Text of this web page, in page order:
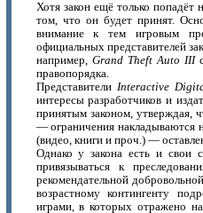
Хотя закон ещё только попадёт
том, что он будет принят.
внимание к тем игровым
официальных представителей
например, Grand Theft Auto III
правопорядка.
Представители Interactive
интересы разработчиков и
принятым законом, утверждая,
— ограничения накладываются
(видео, книги и проч.) —
Однако у закона есть и свои
привязываться к
рекомендательной
возрастному контингенту
играми, в которых отражено